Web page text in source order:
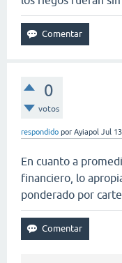
0
votos
respondido por Ayiapol Jul
En cuanto a
financiero, lo
ponderado por